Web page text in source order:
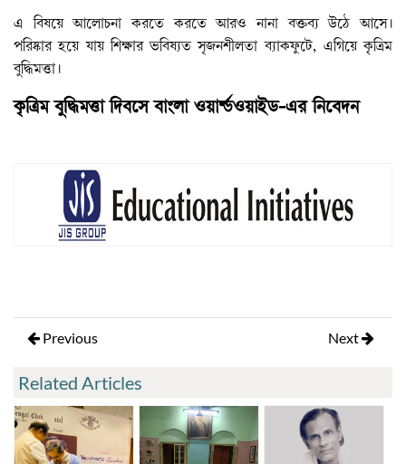
এ বিষয়ে আলোচনা করতে করতে আরও নানা বক্তব্য উঠে আসে।
পরিষ্কার হয়ে যায় শিক্ষার ভবিষ্যত সৃজনশীলতা ব্যাকফুটে, এগিয়ে কৃত্রিম
বুদ্ধিমত্তা।
কৃত্রিম বুদ্ধিমত্তা দিবসে বাংলা ওয়ার্ল্ডওয়াইড-এর নিবেদন
Previous Next
Related Articles